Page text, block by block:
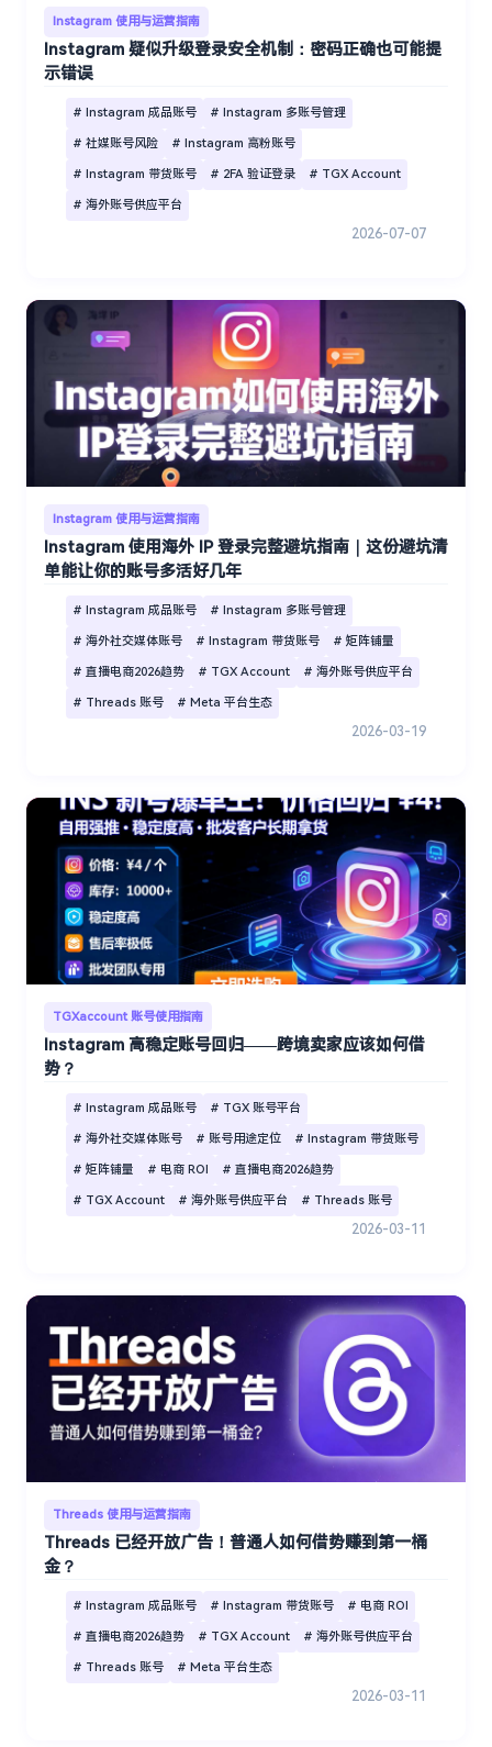
Instagram 使用与运营指南
Instagram 疑似升级登录安全机制：密码正确也可能提
示错误
# Instagram 成品账号 # Instagram 多账号管理
# 社媒账号风险 # Instagram 高粉账号
# Instagram 带货账号 # 2FA 验证登录 # TGX Account
# 海外账号供应平台
2026-07-07
Instagram 使用与运营指南
Instagram 使用海外 IP 登录完整避坑指南｜这份避坑清
单能让你的账号多活好几年
# Instagram 成品账号 # Instagram 多账号管理
# 海外社交媒体账号 # Instagram 带货账号 # 矩阵铺量
# 直播电商2026趋势 # TGX Account # 海外账号供应平台
# Threads 账号 # Meta 平台生态
2026-03-19
TGXaccount 账号使用指南
Instagram 高稳定账号回归——跨境卖家应该如何借
势？
# Instagram 成品账号 # TGX 账号平台
# 海外社交媒体账号 # 账号用途定位 # Instagram 带货账号
# 矩阵铺量 # 电商 ROI # 直播电商2026趋势
# TGX Account # 海外账号供应平台 # Threads 账号
2026-03-11
Threads 使用与运营指南
Threads 已经开放广告！普通人如何借势赚到第一桶
金？
# Instagram 成品账号 # Instagram 带货账号 # 电商 ROI
# 直播电商2026趋势 # TGX Account # 海外账号供应平台
# Threads 账号 # Meta 平台生态
2026-03-11